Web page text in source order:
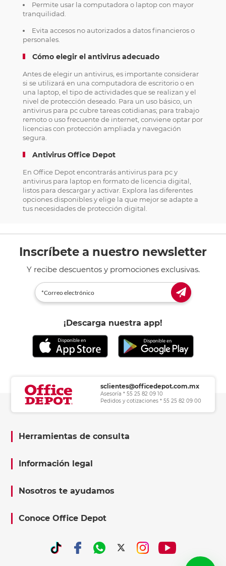
Permite usar la computadora o laptop con mayor
tranquilidad.
Evita accesos no autorizados a datos financieros o
personales.
Cómo elegir el antivirus adecuado
Antes de elegir un antivirus, es importante considerar
si se utilizará en una computadora de escritorio o en
una laptop, el tipo de actividades que se realizan y el
nivel de protección deseado. Para un uso básico, un
antivirus para pc cubre tareas cotidianas; para trabajo
remoto o uso frecuente de internet, conviene optar por
licencias con protección ampliada y navegación
segura.
Antivirus Office Depot
En Office Depot encontrarás antivirus para pc y
antivirus para laptop en formato de licencia digital,
listos para descargar y activar. Explora las diferentes
opciones disponibles y elige la que mejor se adapte a
tus necesidades de protección digital.
Inscríbete a nuestro newsletter
Y recibe descuentos y promociones exclusivas.
¡Descarga nuestra app!
sclientes@officedepot.com.mx
Asesoría * 55 25 82 09 10
Pedidos y cotizaciones * 55 25 82 09 00
Herramientas de consulta
Información legal
Nosotros te ayudamos
Conoce Office Depot